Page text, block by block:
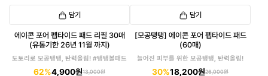
담기
에이콘 포어 펩타이드 패드 리필 30매
(유통기한 26년 11월 까지)
도토리로 모공탱탱, 탄력올림! #탱탱볼패드
62%4,900원13,000원
담기
[모공탱탱] 에이콘 포어 펩타이드 패드
(60매)
늘어진 피부를 위한 모공탱탱, 탄력올림!
30%18,200원26,000원